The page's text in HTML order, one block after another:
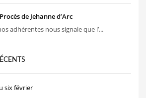
de Jehanne d’Arc
adhérentes nous signale que l’...
six février